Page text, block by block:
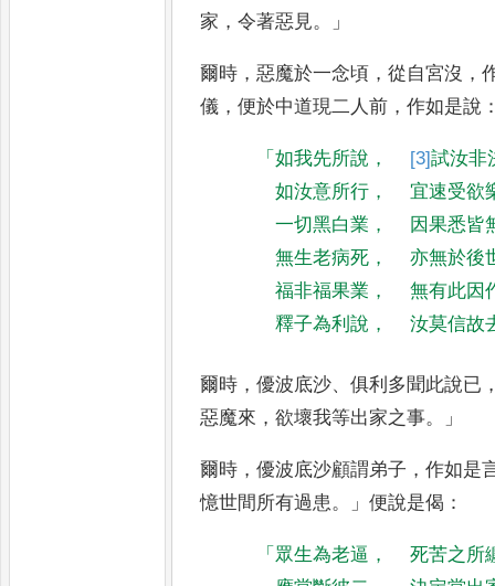
家 ，令著惡見。」
爾時 ，惡魔於一念頃 ，從自宮沒 ，
儀 ，便於中道現二人前 ，作如是說
「如我先所說 ， [3]試汝非
如汝意所行 ，
宜速受欲
一切黑白業 ，
因果悉皆
無生老病死 ，
亦無於後
福非福果業 ，
無有此因
釋子為利說 ， 汝莫信故
爾時 ，優波底沙、俱利多聞此說已
惡魔來 ，欲壞我等出家之事。」
爾時 ，優波底沙顧謂弟子 ，作如是
憶世間所有過患。」便說是偈 ：
「 眾生為老逼 ，
死苦之所